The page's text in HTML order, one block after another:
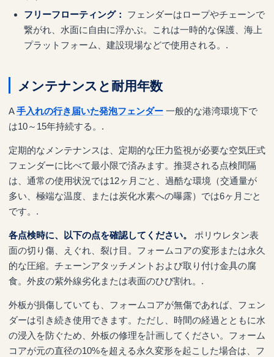
フリーフローティング：
フェンダーはロープやチェーンで
繋がれ、水面に自由に浮かぶ。これは一時的な保護、海上
プラットフォーム、建設現場などで使用される。.
メンテナンスと耐用年数
A手入れの行き届いた発泡フェンダー 一般的な港湾環境下で
は10～15年持続する。.
定期的なメンテナンスは、定期的な圧力監視が必要な空気圧式
フェンダーに比べて最小限で済みます。推奨される点検間隔
は、通常の使用状況では12ヶ月ごと、過酷な環境（交通量が
多い、極端な温度、または炭化水素への曝露）では6ヶ月ごと
です。.
各点検時に、以下の点を確認してください。
ポリウレタン表
面の切り傷、えぐれ、裂け目。フォームコアの変形または永久
的な圧縮。チェーンアタッチメントおよび取り付け金具の腐
食。外皮の紫外線劣化または表面のひび割れ。.
外板が損傷していても、フォームコアが無傷であれば、フェン
ダーは引き続き使用できます。ただし、時間の経過とともに水
の浸入を防ぐため、外板の修理を計画してください。フォーム
コアが元の直径の10%を超える永久変形を起こした場合は、フ